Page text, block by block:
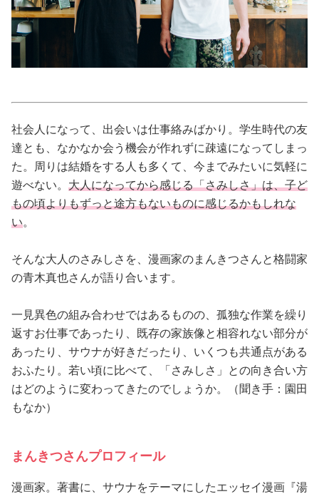
グルメ
占い
性と愛
社会人になって、出会いは仕事絡みばかり。学生時代の友
達とも、なかなか会う機会が作れずに疎遠になってしまっ
た。周りは結婚をする人も多くて、今までみたいに気軽に
遊べない。 大人になってから感じる「さみしさ」は、子ど
もの頃よりもずっと途方もないものに感じるかもしれな
い。
そんな大人のさみしさを、漫画家のまんきつさんと格闘家
の青木真也さんが語り合います。
一見異色の組み合わせではあるものの、孤独な作業を繰り
返すお仕事であったり、既存の家族像と相容れない部分が
あったり、サウナが好きだったり、いくつも共通点がある
おふたり。若い頃に比べて、「さみしさ」との向き合い方
はどのように変わってきたのでしょうか。（聞き手：園田
もなか）
まんきつさんプロフィール
漫画家。著書に、サウナをテーマにしたエッセイ漫画『湯